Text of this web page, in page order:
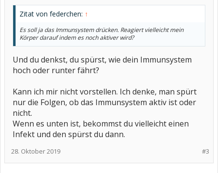
Zitat von federchen: ↑
Es soll ja das Immunsystem drücken. Reagiert vielleicht mein
Körper darauf indem es noch aktiver wird?
Und du denkst, du spürst, wie dein Immunsystem
hoch oder runter fährt?
Kann ich mir nicht vorstellen. Ich denke, man spürt
nur die Folgen, ob das Immunsystem aktiv ist oder
nicht.
Wenn es unten ist, bekommst du vielleicht einen
Infekt und den spürst du dann.
#3
28. Oktober 2019